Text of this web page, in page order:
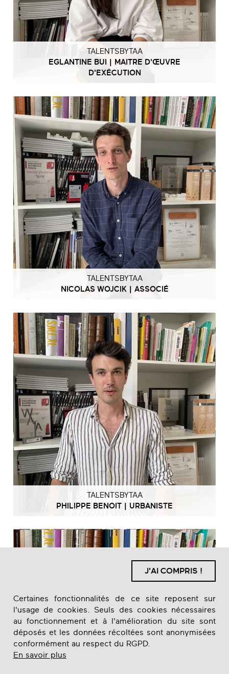
TALENTSBYTAA
EGLANTINE BUI | MAITRE D'ŒUVRE
D'EXÉCUTION
TALENTSBYTAA
NICOLAS WOJCIK | ASSOCIÉ
TALENTSBYTAA
PHILIPPE BENOIT | URBANISTE
J'AI COMPRIS !
Certaines fonctionnalités de ce site reposent sur
l'usage de cookies. Seuls des cookies nécessaires
au fonctionnement et à l'amélioration du site sont
déposés et les données récoltées sont anonymisées
conformément au respect du RGPD.
En savoir plus